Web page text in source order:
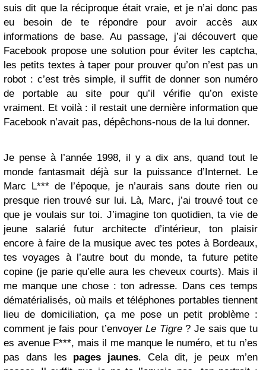
suis dit que la réciproque était vraie, et je n’ai donc pas
eu besoin de te répondre pour avoir accès aux
informations de base. Au passage, j’ai découvert que
Facebook propose une solution pour éviter les captcha,
les petits textes à taper pour prouver qu’on n’est pas un
robot : c’est très simple, il suffit de donner son numéro
de portable au site pour qu’il vérifie qu’on existe
vraiment. Et voilà : il restait une dernière information que
Facebook n’avait pas, dépêchons-nous de la lui donner.
Je pense à l’année 1998, il y a dix ans, quand tout le
monde fantasmait déjà sur la puissance d’Internet. Le
Marc L*** de l’époque, je n’aurais sans doute rien ou
presque rien trouvé sur lui. Là, Marc, j’ai trouvé tout ce
que je voulais sur toi. J’imagine ton quotidien, ta vie de
jeune salarié futur architecte d’intérieur, ton plaisir
encore à faire de la musique avec tes potes à Bordeaux,
tes voyages à l’autre bout du monde, ta future petite
copine (je parie qu’elle aura les cheveux courts). Mais il
me manque une chose : ton adresse. Dans ces temps
dématérialisés, où mails et téléphones portables tiennent
lieu de domiciliation, ça me pose un petit problème :
comment je fais pour t’envoyerLe Tigre? Je sais que tu
es avenue F***, mais il me manque le numéro, et tu n’es
pas dans les pages jaunes. Cela dit, je peux m’en